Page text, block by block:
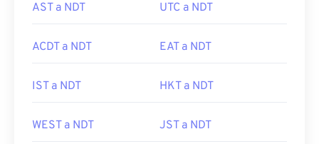
AST a NDT UTC a NDT
ACDT a NDT EAT a NDT
IST a NDT HKT a NDT
WEST a NDT JST a NDT